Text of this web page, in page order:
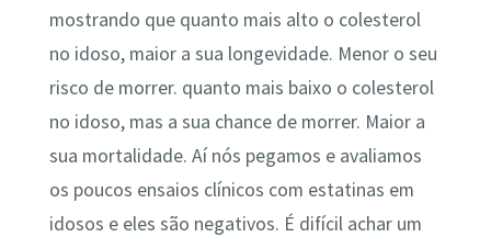
mostrando que quanto mais alto o colesterol
no idoso, maior a sua longevidade. Menor o seu
risco de morrer. quanto mais baixo o colesterol
no idoso, mas a sua chance de morrer. Maior a
sua mortalidade. Aí nós pegamos e avaliamos
os poucos ensaios clínicos com estatinas em
idosos e eles são negativos. É difícil achar um